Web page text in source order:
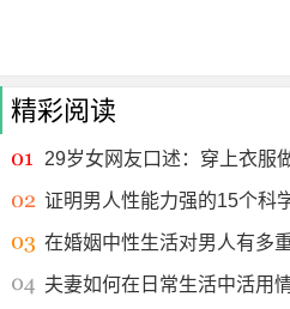
精彩阅读
29岁女网友口述：穿上衣服
证明男人性能力强的15个科
在婚姻中性生活对男人有多
夫妻如何在日常生活中活用